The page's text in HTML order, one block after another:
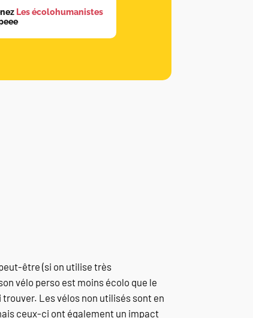
Les écolohumanistes
être (si on utilise très
vélo perso est moins écolo que le
trouver. Les vélos non utilisés sont en
ceux-ci ont également un impact